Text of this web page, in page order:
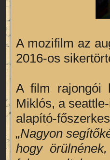
A mozifilm az
2016-os
A film rajongói
Miklós, a
alapító-
„Nagyon
hogy